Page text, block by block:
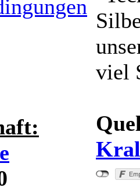
viel